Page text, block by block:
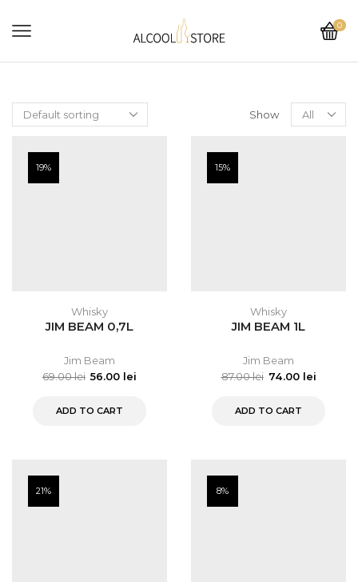
0
Show
19%
Whisky
JIM BEAM 0,7L
Jim Beam
69.00lei 56.00 lei
ADD TO CART
15%
Whisky
JIM BEAM 1L
Jim Beam
87.00lei 74.00 lei
ADD TO CART
21% 8%